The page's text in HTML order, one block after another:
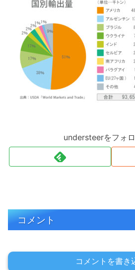
understeerをフォ
コメント
コメントを書き